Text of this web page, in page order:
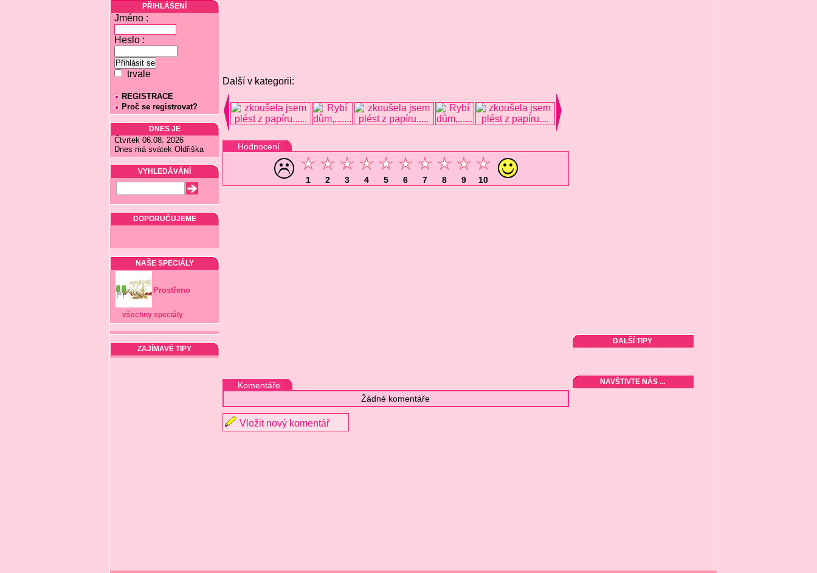
PŘIHLÁŠENÍ
Jméno :
Heslo :
trvale
REGISTRACE
Proč se registrovat?
DNES JE
Čtvrtek 06.08. 2026
Dnes má svátek Oldřiška
VYHLEDÁVÁNÍ
DOPORUČUJEME
NAŠE SPECIÁLY
Prostřeno
všechny speciály
ZAJÍMAVÉ TIPY
Další v kategorii:
Hodnocení
1 2 3 4 5 6 7 8 9 10
Komentáře
Žádné komentáře
Vložit nový komentář
DALŠÍ TIPY
NAVŠTIVTE NÁS ...